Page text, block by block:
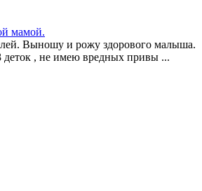
мамой.
Выношу и рожу здорового малыша.
деток , не имею вредных привы ...